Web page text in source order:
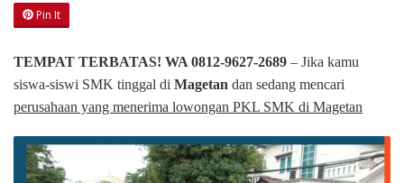
Pin It
TEMPAT TERBATAS! WA 0812-9627-2689 – Jika kamu
siswa-siswi SMK tinggal di Magetan dan sedang mencari
perusahaan yang menerima lowongan PKL SMK di Magetan